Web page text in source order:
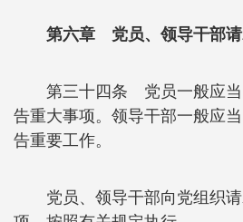
第六章 党员、领导干部
第三十四条 党员一般应当
告重大事项。领导干部一般应
告重要工作。
党员、领导干部向党组织